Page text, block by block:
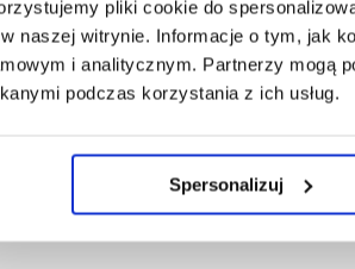
pliki cookie do
naszej witrynie. Informacje o tym, jak
i analitycznym. Partnerzy mogą
podczas korzystania z ich usług.
Spersonalizuj
Copyright Synergie Polska ©2026 |